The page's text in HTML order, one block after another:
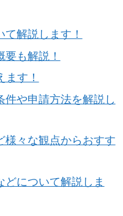
解説します！
も解説！
す！
や申請方法を解説し
様々な観点からおすす
について解説しま